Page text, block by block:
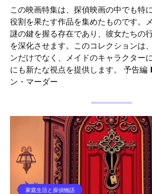
この映画特集は、探偵映画の中でも特
役割を果たす作品を集めたものです。
謎の鍵を握る存在であり、彼女たちの
を深化させます。このコレクションは
ンだけでなく、メイドのキャラクター
にも新たな視点を提供します。 予告編
ン・マーダー
家庭生活と探偵物語